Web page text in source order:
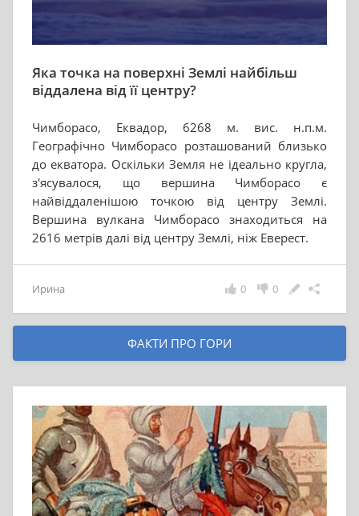
Яка точка на поверхні Землі найбільш
віддалена від її центру?
Чимборасо, Еквадор, 6268 м. вис. н.п.м.
Географічно Чимборасо розташований близько
до екватора. Оскільки Земля не ідеально кругла,
з'ясувалося, що вершина Чимборасо є
найвіддаленішою точкою від центру Землі.
Вершина вулкана Чимборасо знаходиться на
2616 метрів далі від центру Землі, ніж Еверест.
Ирина 0
0
ФАКТИ ПРО ГОРИ